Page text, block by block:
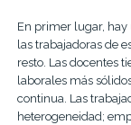
En primer lugar, hay
las trabajadoras de
resto. Las docentes
laborales más
continua. Las
heterogeneidad;